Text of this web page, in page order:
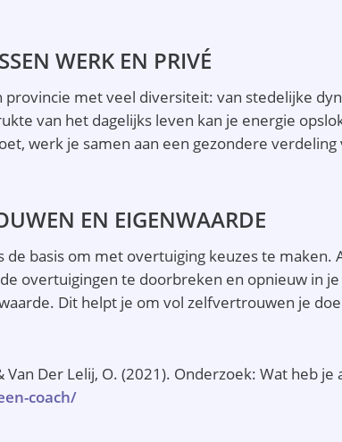
WERK EN PRIVÉ
provincie met veel diversiteit: van stedelijke
van het dagelijks leven kan je energie
werk je samen aan een gezondere
EN EIGENWAARDE
basis om met overtuiging keuzes te
overtuigingen te doorbreken en opnieuw in
Dit helpt je om vol zelfvertrouwen je
Van Der Lelij, O. (2021). Onderzoek: Wat heb je
coach/